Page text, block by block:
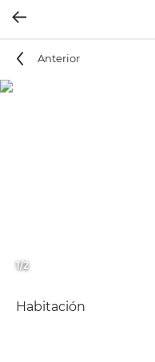
Anterior
1/2
Habitación